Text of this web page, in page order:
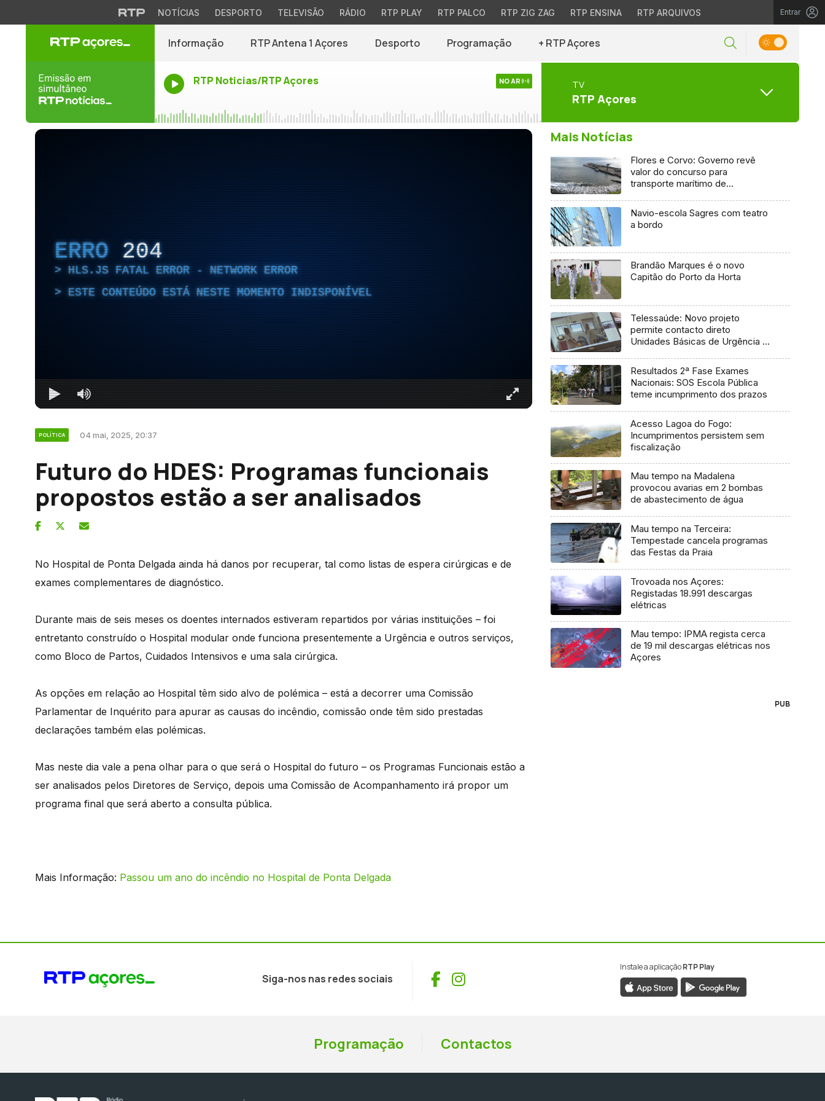
NOTÍCIAS DESPORTO TELEVISÃO RÁDIO RTP PLAY RTP PALCO RTP ZIG ZAG RTP ENSINA RTP ARQUIVOS Entrar
Informação RTP Antena 1 Açores Desporto Programação + RTP Açores
RTP Noticias/RTP Açores NO AR TV
RTP Açores
ERRO 204
HLS.JS FATAL ERROR - NETWORK ERROR
ESTE CONTEÚDO ESTÁ NESTE MOMENTO INDISPONÍVEL
POLÍTICA 04 mai, 2025, 20:37
Futuro do HDES: Programas funcionais
propostos estão a ser analisados
No Hospital de Ponta Delgada ainda há danos por recuperar, tal como listas de espera cirúrgicas e de
exames complementares de diagnóstico.
Durante mais de seis meses os doentes internados estiveram repartidos por várias instituições – foi
entretanto construído o Hospital modular onde funciona presentemente a Urgência e outros serviços,
como Bloco de Partos, Cuidados Intensivos e uma sala cirúrgica.
As opções em relação ao Hospital têm sido alvo de polémica – está a decorrer uma Comissão
Parlamentar de Inquérito para apurar as causas do incêndio, comissão onde têm sido prestadas
declarações também elas polémicas.
Mas neste dia vale a pena olhar para o que será o Hospital do futuro – os Programas Funcionais estão a
ser analisados pelos Diretores de Serviço, depois uma Comissão de Acompanhamento irá propor um
programa final que será aberto a consulta pública.
Mais Informação: Passou um ano do incêndio no Hospital de Ponta Delgada
Mais Notícias
Flores e Corvo: Governo revê
valor do concurso para
transporte marítimo de
Navio-escola Sagres com teatro
a bordo
Brandão Marques é o novo
Capitão do Porto da Horta
Telessaúde: Novo projeto
permite contacto direto
Unidades Básicas de Urgência e
Resultados 2ª Fase Exames
Nacionais: SOS Escola Pública
teme incumprimento dos prazos
Acesso Lagoa do Fogo:
Incumprimentos persistem sem
fiscalização
Mau tempo na Madalena
provocou avarias em 2 bombas
de abastecimento de água
Mau tempo na Terceira:
Tempestade cancela programas
das Festas da Praia
Trovoada nos Açores:
Registadas 18.991 descargas
elétricas
Mau tempo: IPMA regista cerca
de 19 mil descargas elétricas nos
Açores
PUB
Siga-nos nas redes sociais Facebook
Instagram
Instale a aplicaçãoRTP Play
Programação Contactos